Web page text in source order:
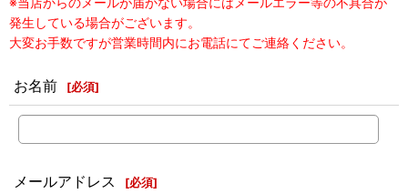
発生している場合がございます。
大変お手数ですが営業時間内にお電話にてご連絡ください。
お名前 [必須]
メールアドレス [必須]